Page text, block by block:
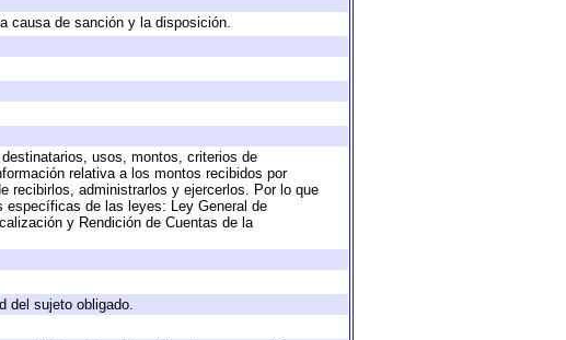
causa de sanción y la disposición.
usos, montos, criterios de
relativa a los montos recibidos por
recibirlos, administrarlos y ejercerlos. Por lo que
específicas de las leyes: Ley General de
y Rendición de Cuentas de la
del sujeto obligado.